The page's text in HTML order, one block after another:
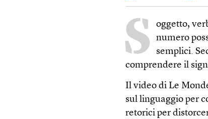
S
oggetto,
numero
semplici.
comprendere il
Il video di Le
sul linguaggio per
retorici per